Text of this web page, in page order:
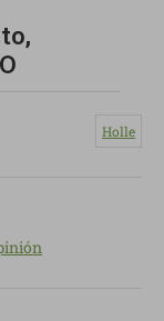
Holle